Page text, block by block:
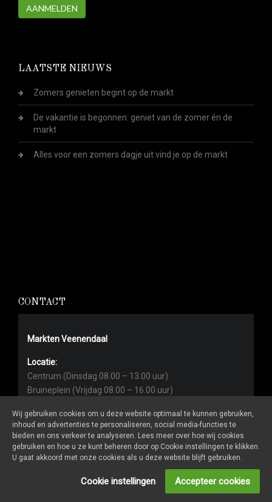
AANMELDEN
LAATSTE NIEUWS
Zomers genieten begint op de markt
De vakantie is begonnen: geniet van de zomer én de
markt
Alles voor een zomers dagje uit vind je op de markt
CONTACT
Markten Veenendaal
Locatie:
Centrum (Dinsdag 08.00 – 13.00 uur)
Bruineplein (Vrijdag 08.00 – 16.00 uur)
Contact:
Heb je vragen over standplaatsen of vergunningen? Of
over de promotie van de markt? Stuur dan een mail naar
Wij gebruiken cookies om u deze website optimaal te kunnen gebruiken,
inhoud en advertenties te personaliseren, social media-functies te
bieden en ons verkeer te analyseren. Lees meer over hoe wij cookies
gebruiken en hoe u ze kunt beheren door op Cookie instellingen te klikken.
U gaat akkoord met onze cookies als u deze website blijft gebruiken.
Cookie instellingen Accepteer cookies